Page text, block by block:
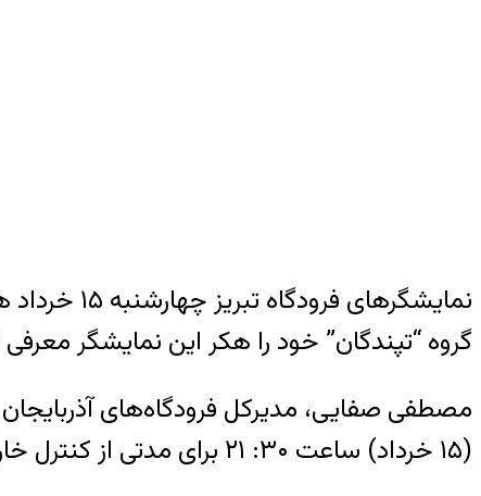
گروه “تپندگان” خود را هکر این نمایشگر
مصطفی صفایی، مدیرکل فرودگاه‌های
(۱۵ خرداد) ساعت ۳۰: ۲۱ برای مدتی از کنترل خارج شدند.